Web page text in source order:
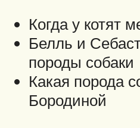
Когда у котят
Белль и
породы собаки
Какая порода
Бородиной